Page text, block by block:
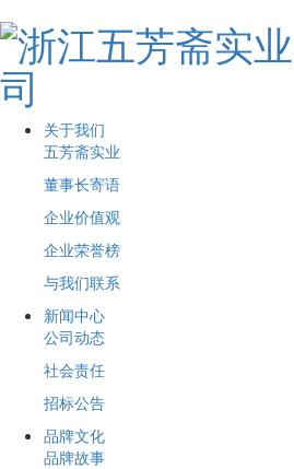
关于我们
五芳斋实业
董事长寄语
企业价值观
企业荣誉榜
与我们联系
新闻中心
公司动态
社会责任
招标公告
品牌文化
品牌故事